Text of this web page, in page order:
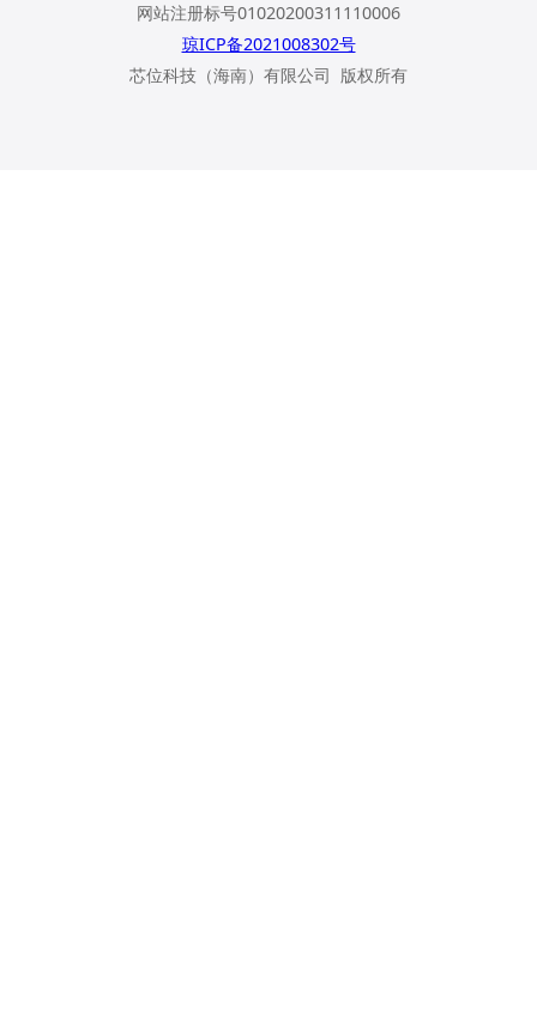
网站注册标号01020200311110006
琼ICP备2021008302号
芯位科技（海南）有限公司 版权所有